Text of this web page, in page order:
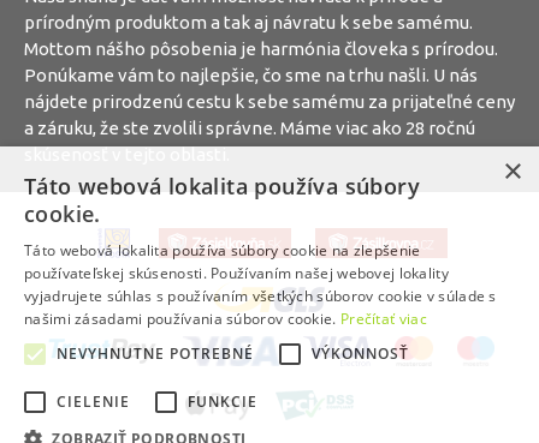
prírodným produktom a tak aj návratu k sebe samému.
Mottom nášho pôsobenia je harmónia človeka s prírodou.
Ponúkame vám to najlepšie, čo sme na trhu našli. U nás
nájdete prirodzenú cestu k sebe samému za prijateľné ceny
a záruku, že ste zvolili správne. Máme viac ako 28 ročnú
×
Táto webová lokalita používa súbory
cookie.
Táto webová lokalita používa súbory cookie na zlepšenie
používateľskej skúsenosti. Používaním našej webovej lokality
vyjadrujete súhlas s používaním všetkých súborov cookie v súlade s
našimi zásadami používania súborov cookie. Prečítať viac
NEVYHNUTNE POTREBNÉ
VÝKONNOSŤ
CIELENIE
FUNKCIE
ZOBRAZIŤ PODROBNOSTI